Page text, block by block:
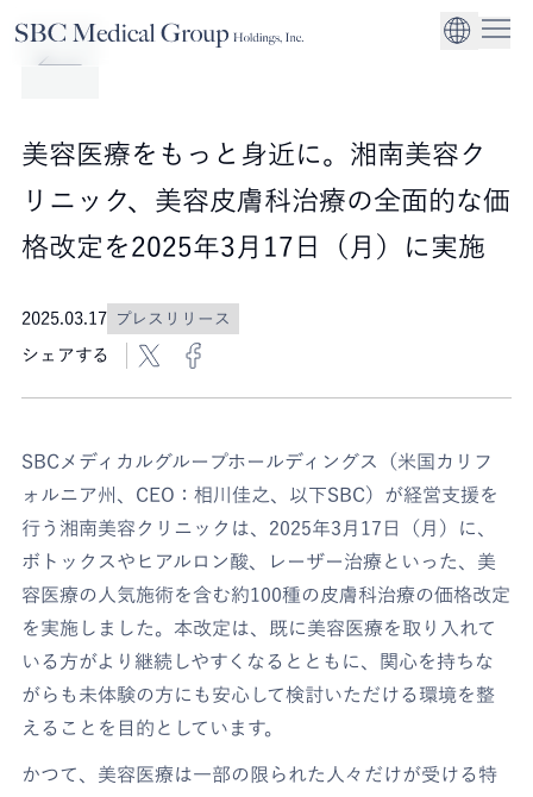
Company
Service
法人事業
Sustainability
ガバナンス
美容医療をもっと身近に。湘南美容ク
リニック、美容皮膚科治療の全面的な価
格改定を2025年3月17日（月）に実施
2025.03.17 プレスリリース
シェアする
SBCメディカルグループホールディングス（米国カリフ
ォルニア州、CEO：相川佳之、以下SBC）が経営支援を
行う湘南美容クリニックは、2025年3月17日（月）に、
ボトックスやヒアルロン酸、レーザー治療といった、美
容医療の人気施術を含む約100種の皮膚科治療の価格改定
を実施しました。本改定は、既に美容医療を取り入れて
いる方がより継続しやすくなるとともに、関心を持ちな
がらも未体験の方にも安心して検討いただける環境を整
えることを目的としています。
かつて、美容医療は一部の限られた人々だけが受ける特